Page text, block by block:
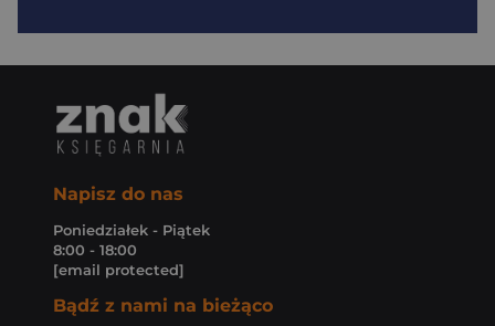
Napisz do nas
Poniedziałek - Piątek
8:00 - 18:00
[email protected]
Bądź z nami na bieżąco